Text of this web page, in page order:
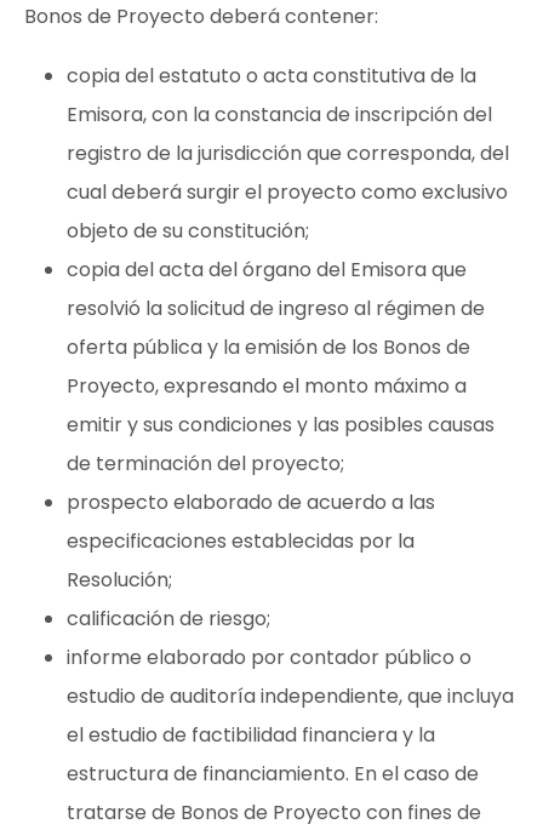
Bonos de Proyecto deberá contener:
copia del estatuto o acta constitutiva de la
Emisora, con la constancia de inscripción del
registro de la jurisdicción que corresponda, del
cual deberá surgir el proyecto como exclusivo
objeto de su constitución;
copia del acta del órgano del Emisora que
resolvió la solicitud de ingreso al régimen de
oferta pública y la emisión de los Bonos de
Proyecto, expresando el monto máximo a
emitir y sus condiciones y las posibles causas
de terminación del proyecto;
prospecto elaborado de acuerdo a las
especificaciones establecidas por la
Resolución;
calificación de riesgo;
informe elaborado por contador público o
estudio de auditoría independiente, que incluya
el estudio de factibilidad financiera y la
estructura de financiamiento. En el caso de
tratarse de Bonos de Proyecto con fines de